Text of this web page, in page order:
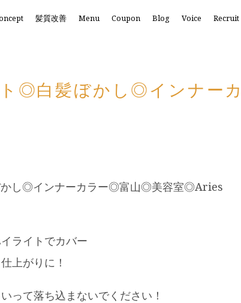
髪質改善 Menu Coupon Blog Voice Recruit
ト◎白髪ぼかし◎インナ
かし◎インナーカラー◎富山◎美容室◎Aries
ライトでカバー
上がりに！
って落ち込まないでください！